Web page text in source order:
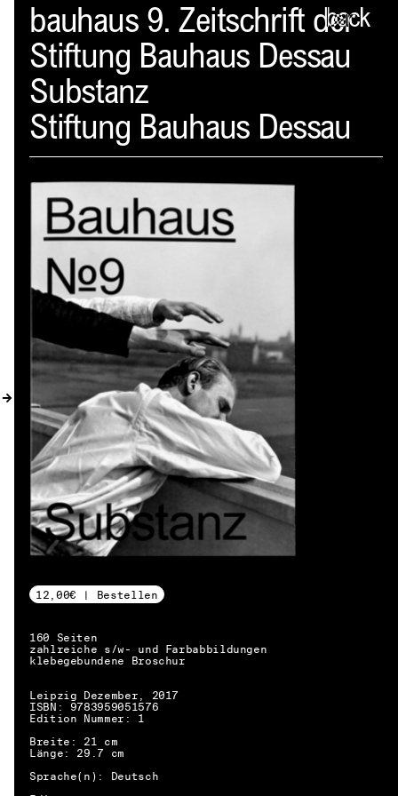
back
Spector
PROFIL
AKTUELLES
INDEX
WARENKORB (0)
VERLAGSVORSCHAU
DISTRIBUTION
KONTAKT
KUNDENKONTO
DE → EN
bauhaus 9. Zeitschrift der
Stiftung Bauhaus Dessau
Substanz
Stiftung Bauhaus Dessau
12,00€ | Bestellen
160 Seiten
zahlreiche s/w- und Farbabbildungen
klebegebundene Broschur
Leipzig Dezember, 2017
ISBN: 9783959051576
Edition Nummer: 1
Breite: 21 cm
Länge: 29.7 cm
Sprache(n): Deutsch